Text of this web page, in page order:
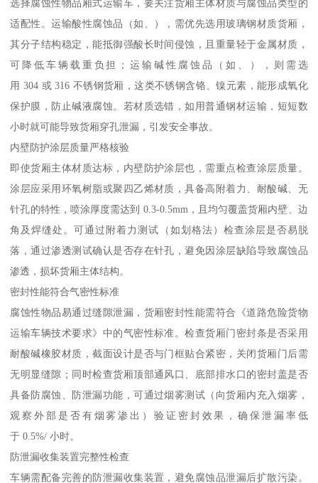
选择腐蚀性物品厢式运输车，要关注货厢主体材质与腐蚀品类型的
适配性。运输酸性腐蚀品（如、），需优先选用玻璃钢材质货厢，
其分子结构稳定，能抵御强酸长时间侵蚀，且重量轻于金属材质，
可降低车辆载重负担；运输碱性腐蚀品（如、），则需选
用 304 或 316 不锈钢货厢，这类不锈钢含铬、镍元素，能形成氧化
保护膜，防止碱液腐蚀。若材质选错，如用普通钢材运输，短短数
小时就可能导致货厢穿孔泄漏，引发安全事故。​
内壁防护涂层质量严格核验​
即使货厢主体材质达标，内壁防护涂层也，需重点检查涂层质量。
涂层应采用环氧树脂或聚四乙烯材质，具备高附着力、耐酸碱、无
针孔的特性，喷涂厚度需达到 0.3-0.5mm，且均匀覆盖货厢内壁、边
角及焊缝处。可通过附着力测试（如划格法）检查涂层是否易脱
落，通过渗透测试确认是否存在针孔，避免因涂层缺陷导致腐蚀品
渗透，损坏货厢主体结构。​
密封性能符合气密性标准​
腐蚀性物品易通过缝隙泄漏，货厢密封性能需符合《道路危险货物
运输车辆技术要求》中的气密性标准。检查货厢门密封条是否采用
耐酸碱橡胶材质，截面设计是否与门框贴合紧密，关闭货厢门后需
无明显缝隙；同时检查货厢顶部通风口、底部排水口的密封盖是否
具备防腐蚀、防泄漏功能，可通过烟雾测试（向货厢内充入烟雾，
观察外部是否有烟雾渗出）验证密封效果，确保泄漏率低
于 0.5%/ 小时。​
防泄漏收集装置完整性检查​
车辆需配备完善的防泄漏收集装置，避免腐蚀品泄漏后扩散污染。